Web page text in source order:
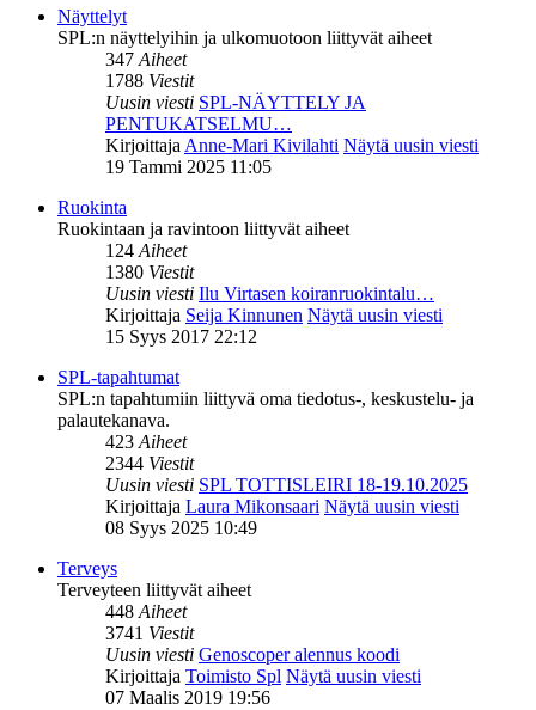
Näyttelyt
SPL:n näyttelyihin ja ulkomuotoon liittyvät aiheet
347Aiheet
1788 Viestit
Uusin viesti SPL-NÄYTTELY JA
PENTUKATSELMU…
KirjoittajaAnne-Mari Kivilahti Näytä uusin viesti
19 Tammi 2025 11:05
Ruokinta
Ruokintaan ja ravintoon liittyvät aiheet
124Aiheet
1380 Viestit
Uusin viesti Ilu Virtasen koiranruokintalu…
Kirjoittaja Seija Kinnunen Näytä uusin viesti
15 Syys 2017 22:12
SPL-tapahtumat
SPL:n tapahtumiin liittyvä oma tiedotus-, keskustelu- ja
palautekanava.
423Aiheet
2344 Viestit
Uusin viesti SPL TOTTISLEIRI 18-19.10.2025
Kirjoittaja Laura Mikonsaari Näytä uusin viesti
08 Syys 2025 10:49
Terveys
Terveyteen liittyvät aiheet
448Aiheet
3741 Viestit
Uusin viesti Genoscoper alennus koodi
Kirjoittaja Toimisto Spl Näytä uusin viesti
07 Maalis 2019 19:56